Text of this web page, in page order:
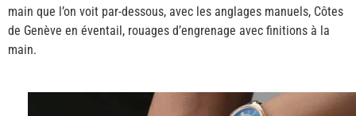
main que l’on voit par-dessous, avec les anglages manuels, Côtes
de Genève en éventail, rouages d’engrenage avec finitions à la
main.